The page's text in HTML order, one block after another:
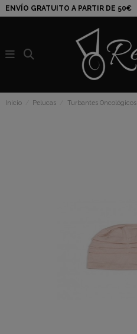
ENVÍO GRATUITO A PARTIR DE 50€
Inicio Pelucas Turbantes Oncológicos